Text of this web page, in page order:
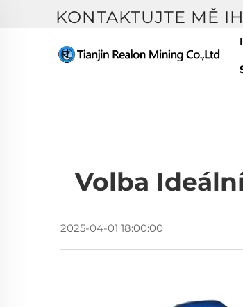
KONTAKTUJTE MĚ
Volba
2025-04-01 18:00:00